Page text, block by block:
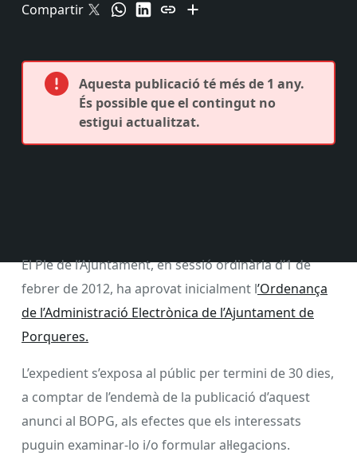
Compartir
Aquesta publicació té més de 1 any.
És possible que el contingut no
estigui actualitzat.
El Ple de l’Ajuntament, en sessió ordinària d’1 de
febrer de 2012, ha aprovat inicialment l’Ordenança
de l’Administració Electrònica de l’Ajuntament de
Porqueres.
L’expedient s’exposa al públic per termini de 30 dies,
a comptar de l’endemà de la publicació d’aquest
anunci al BOPG, als efectes que els interessats
puguin examinar-lo i/o formular al·legacions.